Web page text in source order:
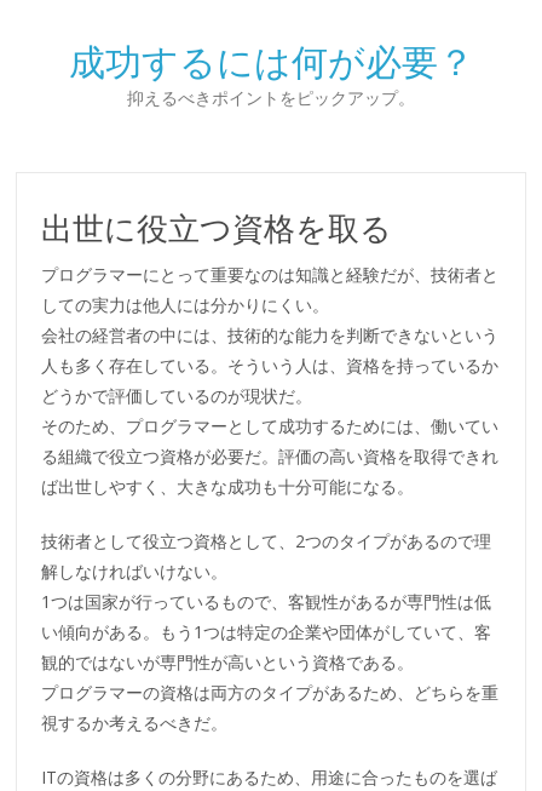
成功するには何が必要？
抑えるべきポイントをピックアップ。
出世に役立つ資格を取る
プログラマーにとって重要なのは知識と経験だが、技術者と
しての実力は他人には分かりにくい。
会社の経営者の中には、技術的な能力を判断できないという
人も多く存在している。そういう人は、資格を持っているか
どうかで評価しているのが現状だ。
そのため、プログラマーとして成功するためには、働いてい
る組織で役立つ資格が必要だ。評価の高い資格を取得できれ
ば出世しやすく、大きな成功も十分可能になる。
技術者として役立つ資格として、2つのタイプがあるので理
解しなければいけない。
1つは国家が行っているもので、客観性があるが専門性は低
い傾向がある。もう1つは特定の企業や団体がしていて、客
観的ではないが専門性が高いという資格である。
プログラマーの資格は両方のタイプがあるため、どちらを重
視するか考えるべきだ。
ITの資格は多くの分野にあるため、用途に合ったものを選ば